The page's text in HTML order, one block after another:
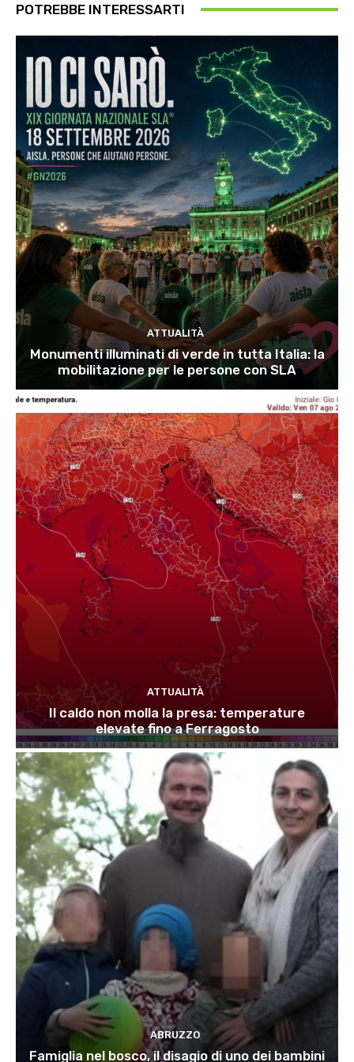
POTREBBE INTERESSARTI
ATTUALITÀ
Monumenti illuminati di verde in tutta Italia: la
mobilitazione per le persone con SLA
ATTUALITÀ
Il caldo non molla la presa: temperature
elevate fino a Ferragosto
ABRUZZO
Famiglia nel bosco, il disagio di uno dei bambini